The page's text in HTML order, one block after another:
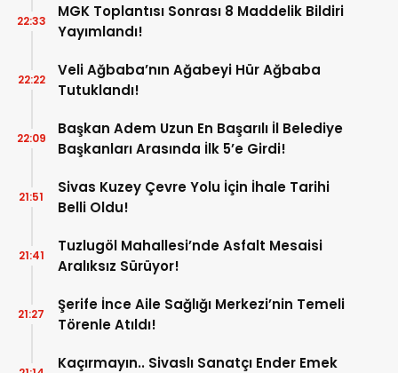
MGK Toplantısı Sonrası 8 Maddelik Bildiri
Yayımlandı!
22:33
Veli Ağbaba’nın Ağabeyi Hür Ağbaba
Tutuklandı!
22:22
Başkan Adem Uzun En Başarılı İl Belediye
Başkanları Arasında İlk 5’e Girdi!
22:09
Sivas Kuzey Çevre Yolu İçin İhale Tarihi
Belli Oldu!
21:51
Tuzlugöl Mahallesi’nde Asfalt Mesaisi
Aralıksız Sürüyor!
21:41
Şerife İnce Aile Sağlığı Merkezi’nin Temeli
Törenle Atıldı!
21:27
Kaçırmayın.. Sivaslı Sanatçı Ender Emek